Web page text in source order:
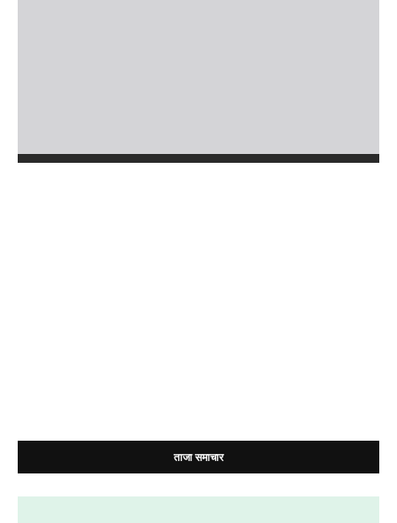
ताजा समाचार